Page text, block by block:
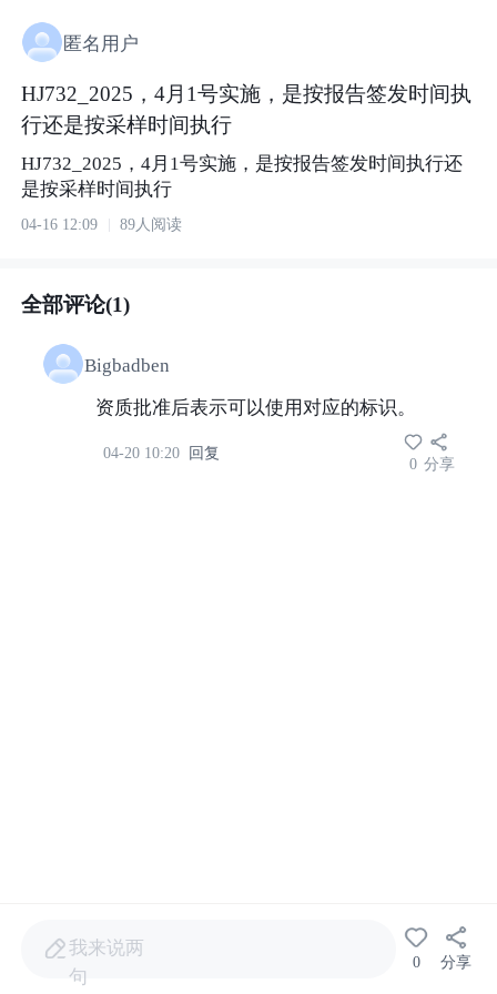
匿名用户
HJ732_2025，4月1号实施，是按报告签发时间执
行还是按采样时间执行
HJ732_2025，4月1号实施，是按报告签发时间执行还
是按采样时间执行
04-16 12:09 89人阅读
全部评论(1)
Bigbadben
资质批准后表示可以使用对应的标识。
04-20 10:20 回复
0 分享
我来说两
句
0 分享